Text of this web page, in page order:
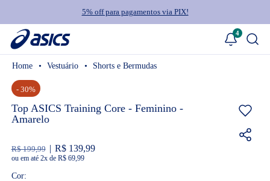
5% off para pagamentos via PIX!
4
Vestuário Shorts e Bermudas
- 30%
Top ASICS Training Core - Feminino -
Amarelo
R$ 199,99 R$ 139,99
ou 2xde R$ 69,99
Cor: